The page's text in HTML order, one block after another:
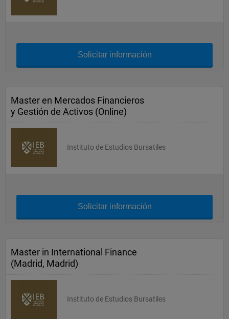
Solicitar información
Master en Mercados Financieros
y Gestión de Activos (Online)
Instituto de Estudios Bursatiles
Solicitar información
Master in International Finance
(Madrid, Madrid)
Instituto de Estudios Bursatiles